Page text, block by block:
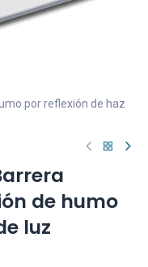
por reflexión de haz
de humo
luz